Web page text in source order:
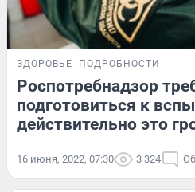
ЗДОРОВЬЕ ПОДРОБНОСТИ
Роспотребнадзор
подготовиться к
действительно это
16 июня, 2022, 07:30 3 324